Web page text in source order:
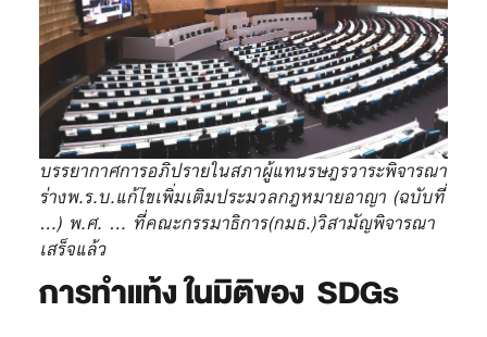
บรรยากาศการอภิปรายในสภาผู้แทนรษฎรวาระพิจารณา
ร่างพ.ร.บ.แก้ไขเพิ่มเติมประมวลกฎหมายอาญา (ฉบับที่
…) พ.ศ. … ที่คณะกรรมาธิการ(กมธ.)วิสามัญพิจารณา
เสร็จแล้ว
การทำแท้ง ในมิติของ SDGs